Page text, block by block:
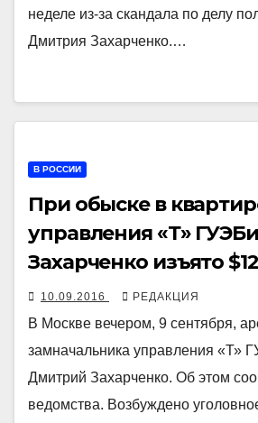
неделе из-за скандала по делу
Дмитрия Захарченко.…
В РОССИИ
При обыске в
управления «Т»
Захарченко изъято
10.09.2016 РЕДАКЦИЯ
В Москве вечером, 9 сентября,
замначальника управления
Дмитрий Захарченко. Об этом
ведомства. Возбуждено